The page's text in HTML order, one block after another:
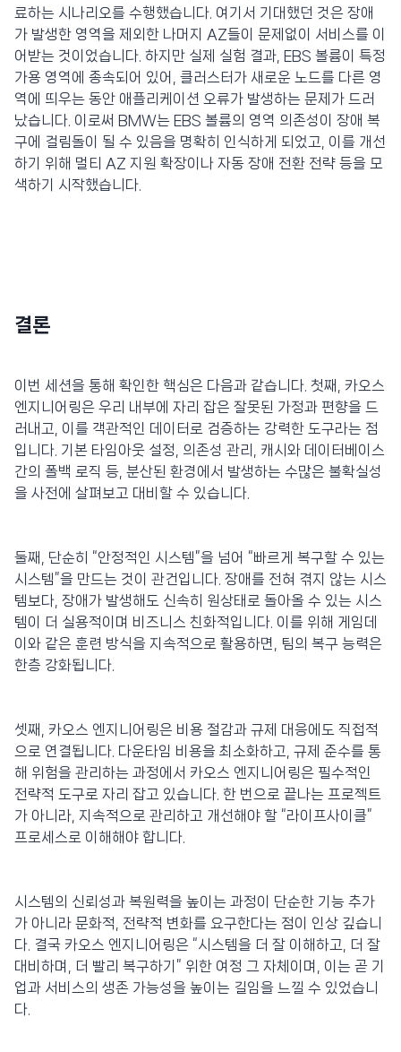
료하는 시나리오를 수행했습니다. 여기서 기대했던 것은 장애
가 발생한 영역을 제외한 나머지 AZ들이 문제없이 서비스를 이
어받는 것이었습니다. 하지만 실제 실험 결과, EBS 볼륨이 특정
가용 영역에 종속되어 있어, 클러스터가 새로운 노드를 다른 영
역에 띄우는 동안 애플리케이션 오류가 발생하는 문제가 드러
났습니다. 이로써 BMW는 EBS 볼륨의 영역 의존성이 장애 복
구에 걸림돌이 될 수 있음을 명확히 인식하게 되었고, 이를 개선
하기 위해 멀티 AZ 지원 확장이나 자동 장애 전환 전략 등을 모
색하기 시작했습니다.
결론
이번 세션을 통해 확인한 핵심은 다음과 같습니다. 첫째, 카오스
엔지니어링은 우리 내부에 자리 잡은 잘못된 가정과 편향을 드
러내고, 이를 객관적인 데이터로 검증하는 강력한 도구라는 점
입니다. 기본 타임아웃 설정, 의존성 관리, 캐시와 데이터베이스
간의 폴백 로직 등, 분산된 환경에서 발생하는 수많은 불확실성
을 사전에 살펴보고 대비할 수 있습니다.
둘째, 단순히 “안정적인 시스템”을 넘어 “빠르게 복구할 수 있는
시스템”을 만드는 것이 관건입니다. 장애를 전혀 겪지 않는 시스
템보다, 장애가 발생해도 신속히 원상태로 돌아올 수 있는 시스
템이 더 실용적이며 비즈니스 친화적입니다. 이를 위해 게임데
이와 같은 훈련 방식을 지속적으로 활용하면, 팀의 복구 능력은
한층 강화됩니다.
셋째, 카오스 엔지니어링은 비용 절감과 규제 대응에도 직접적
으로 연결됩니다. 다운타임 비용을 최소화하고, 규제 준수를 통
해 위험을 관리하는 과정에서 카오스 엔지니어링은 필수적인
전략적 도구로 자리 잡고 있습니다. 한 번으로 끝나는 프로젝트
가 아니라, 지속적으로 관리하고 개선해야 할 “라이프사이클”
프로세스로 이해해야 합니다.
시스템의 신뢰성과 복원력을 높이는 과정이 단순한 기능 추가
가 아니라 문화적, 전략적 변화를 요구한다는 점이 인상 깊습니
다. 결국 카오스 엔지니어링은 “시스템을 더 잘 이해하고, 더 잘
대비하며, 더 빨리 복구하기” 위한 여정 그 자체이며, 이는 곧 기
업과 서비스의 생존 가능성을 높이는 길임을 느낄 수 있었습니
다.